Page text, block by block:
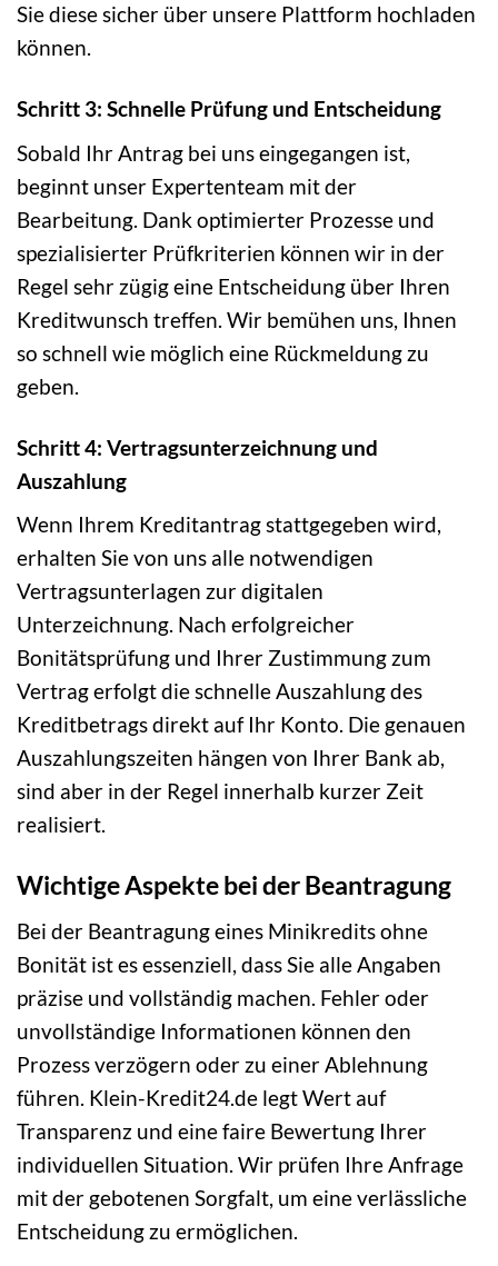
Sie diese sicher über unsere Plattform hochladen
können.
Schritt 3: Schnelle Prüfung und Entscheidung
Sobald Ihr Antrag bei uns eingegangen ist,
beginnt unser Expertenteam mit der
Bearbeitung. Dank optimierter Prozesse und
spezialisierter Prüfkriterien können wir in der
Regel sehr zügig eine Entscheidung über Ihren
Kreditwunsch treffen. Wir bemühen uns, Ihnen
so schnell wie möglich eine Rückmeldung zu
geben.
Schritt 4: Vertragsunterzeichnung und
Auszahlung
Wenn Ihrem Kreditantrag stattgegeben wird,
erhalten Sie von uns alle notwendigen
Vertragsunterlagen zur digitalen
Unterzeichnung. Nach erfolgreicher
Bonitätsprüfung und Ihrer Zustimmung zum
Vertrag erfolgt die schnelle Auszahlung des
Kreditbetrags direkt auf Ihr Konto. Die genauen
Auszahlungszeiten hängen von Ihrer Bank ab,
sind aber in der Regel innerhalb kurzer Zeit
realisiert.
Wichtige Aspekte bei der Beantragung
Bei der Beantragung eines Minikredits ohne
Bonität ist es essenziell, dass Sie alle Angaben
präzise und vollständig machen. Fehler oder
unvollständige Informationen können den
Prozess verzögern oder zu einer Ablehnung
führen. Klein-Kredit24.de legt Wert auf
Transparenz und eine faire Bewertung Ihrer
individuellen Situation. Wir prüfen Ihre Anfrage
mit der gebotenen Sorgfalt, um eine verlässliche
Entscheidung zu ermöglichen.